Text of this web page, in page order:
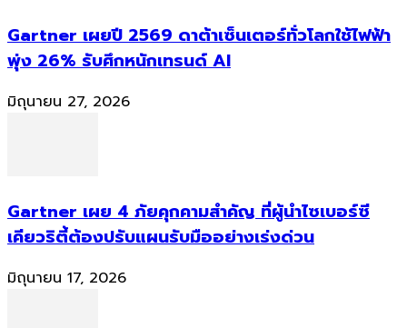
Gartner เผยปี 2569 ดาต้าเซ็นเตอร์ทั่วโลกใช้ไฟฟ้า
พุ่ง 26% รับศึกหนักเทรนด์ AI
มิถุนายน 27, 2026
Gartner เผย 4 ภัยคุกคามสำคัญ ที่ผู้นำไซเบอร์ซี
เคียวริตี้ต้องปรับแผนรับมืออย่างเร่งด่วน
มิถุนายน 17, 2026